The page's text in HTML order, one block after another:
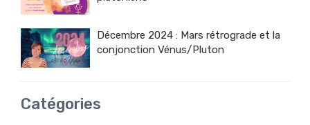
Décembre 2024 : Mars rétrograde et la
conjonction Vénus/Pluton
Catégories